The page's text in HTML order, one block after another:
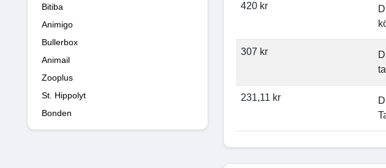
Bitiba
Animigo
Bullerbox
Animail
Zooplus
St. Hippolyt
Bonden
420 kr
307 kr
231,11 kr